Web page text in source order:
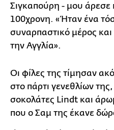
Σιγκαπούρη - μου άρεσε
100χρονη. «Ήταν ένα
συναρπαστικό μέρος
την Αγγλία».
Οι φίλες της τίμησαν
στο πάρτι γενεθλίων
σοκολάτες Lindt και
που ο Σαμ της έκανε